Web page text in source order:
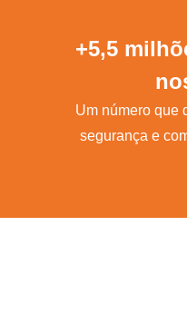
+5,5
Um número que
segurança e